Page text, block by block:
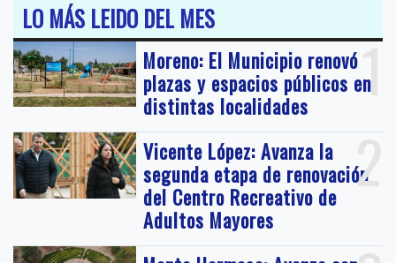
LO MÁS LEIDO DEL MES
1
Moreno: El Municipio renovó
plazas y espacios públicos en
distintas localidades
2
Vicente López: Avanza la
segunda etapa de renovación
del Centro Recreativo de
Adultos Mayores